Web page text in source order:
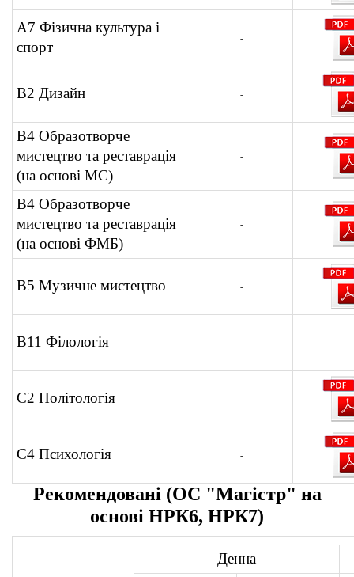
А7 Фізична культура і
спорт
-
В2 Дизайн -
В4 Образотворче
мистецтво та реставрація
(на основі МС)
-
В4 Образотворче
мистецтво та реставрація
(на основі ФМБ)
-
В5 Музичне мистецтво -
В11 Філологія - -
С2 Політологія -
С4 Психологія -
Рекомендовані (ОС "Магістр" на
основі НРК6, НРК7)
Денна